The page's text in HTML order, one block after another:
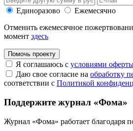
Единоразово
Ежемесячно
Отменить ежемесячное
момент здесь
Помочь проекту
Я соглашаюсь с условиями
Даю свое согласие на обработку
соответствии с Политикой
Поддержите журнал «Фома»
Журнал «Фома» работает благодаря